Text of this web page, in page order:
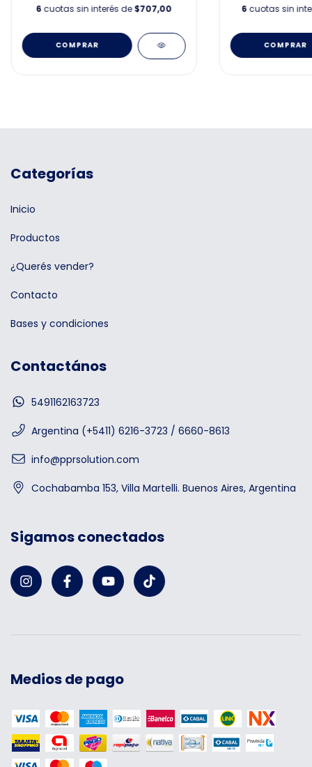
6 cuotas sin interés de$707,00 6 cuotas sin
Categorías
Inicio
Productos
¿Querés vender?
Contacto
Bases y condiciones
Contactános
5491162163723
Argentina (+5411) 6216-3723 / 6660-8613
info@pprsolution.com
Cochabamba 153, Villa Martelli. Buenos Aires, Argentina
Sigamos conectados
Medios de pago